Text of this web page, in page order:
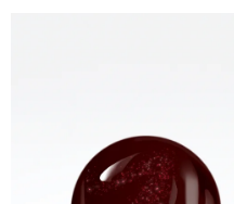
hviezdičiek.